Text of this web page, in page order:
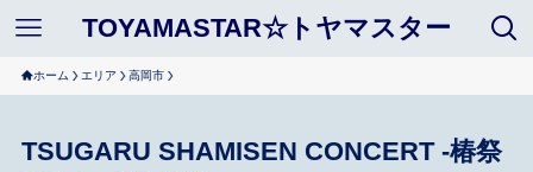
TOYAMASTAR☆トヤマスター
ホーム エリア 高岡市
TSUGARU SHAMISEN CONCERT -椿祭